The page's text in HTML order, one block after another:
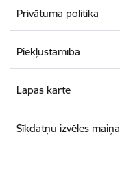
Privātuma politika
Piekļūstamība
Lapas karte
Sīkdatņu izvēles maiņa